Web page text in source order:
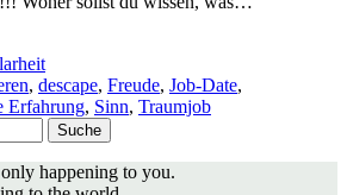
, descape, Freude, Job-Date,
Erfahrung, Sinn, Traumjob
happening to you.